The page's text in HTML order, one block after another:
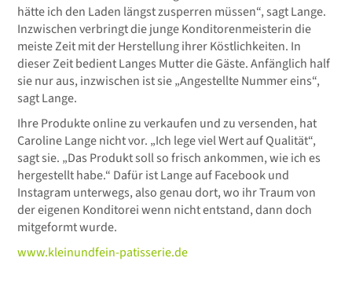
hätte ich den Laden längst zusperren müssen“, sagt Lange.
Inzwischen verbringt die junge Konditorenmeisterin die
meiste Zeit mit der Herstellung ihrer Köstlichkeiten. In
dieser Zeit bedient Langes Mutter die Gäste. Anfänglich half
sie nur aus, inzwischen ist sie „Angestellte Nummer eins“,
sagt Lange.
Ihre Produkte online zu verkaufen und zu versenden, hat
Caroline Lange nicht vor. „Ich lege viel Wert auf Qualität“,
sagt sie. „Das Produkt soll so frisch ankommen, wie ich es
hergestellt habe.“ Dafür ist Lange auf Facebook und
Instagram unterwegs, also genau dort, wo ihr Traum von
der eigenen Konditorei wenn nicht entstand, dann doch
mitgeformt wurde.
www.kleinundfein-patisserie.de